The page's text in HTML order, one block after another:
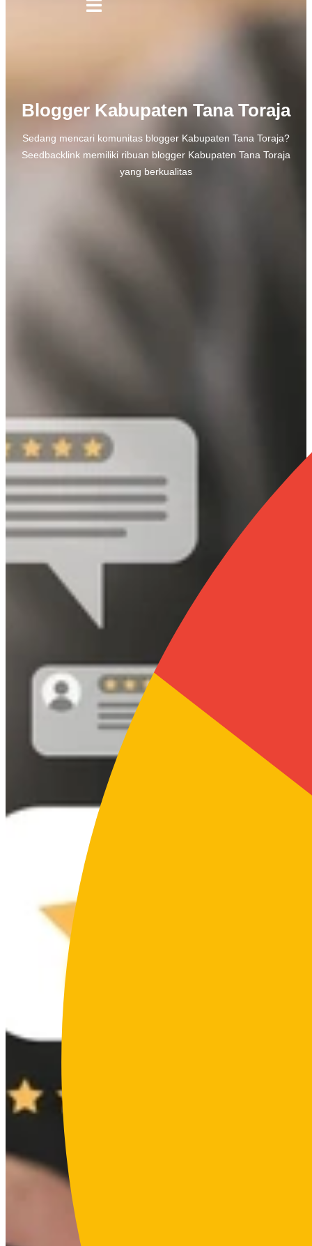
Blogger Kabupaten Tana Toraja
Sedang mencari komunitas blogger Kabupaten Tana Toraja?
Seedbacklink memiliki ribuan blogger Kabupaten Tana Toraja
yang berkualitas